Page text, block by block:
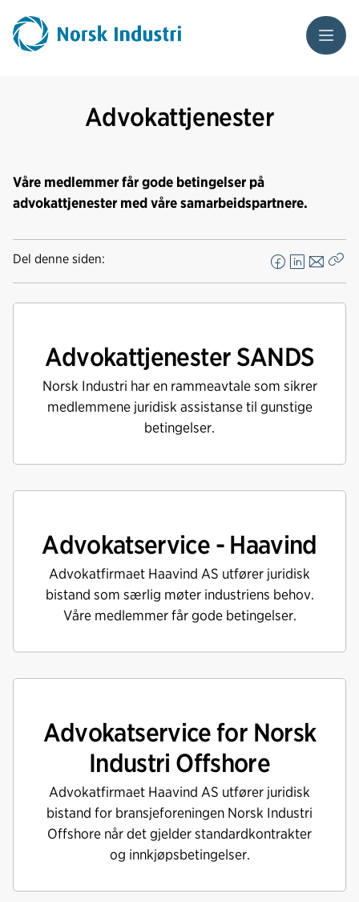
Meny
Advokattjenester
Våre medlemmer får gode betingelser på
advokattjenester med våre samarbeidspartnere.
Del denne siden:
F
a
c
b
o
o
k
L
i
n
e
d
I
n
E
-
p
s
t
Advokattjenester SANDS
Norsk Industri har en rammeavtale som sikrer
medlemmene juridisk assistanse til gunstige
betingelser.
Advokatservice - Haavind
Advokatfirmaet Haavind AS utfører juridisk
bistand som særlig møter industriens behov.
Våre medlemmer får gode betingelser.
Advokatservice for Norsk
Industri Offshore
Advokatfirmaet Haavind AS utfører juridisk
bistand for bransjeforeningen Norsk Industri
Offshore når det gjelder standardkontrakter
og innkjøpsbetingelser.